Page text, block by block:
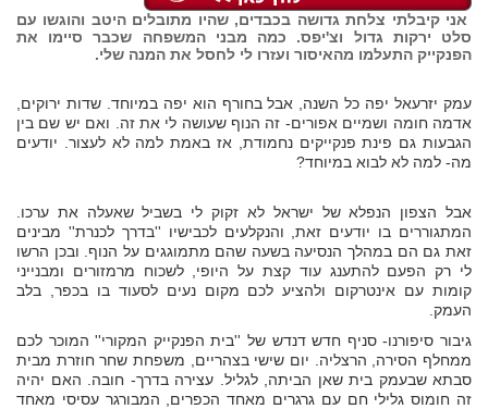
אני קיבלתי צלחת גדושה בכבדים, שהיו מתובלים היטב והוגשו עם
סלט ירקות גדול וצ'יפס. כמה מבני המשפחה שכבר סיימו את
הפנקייק התעלמו מהאיסור ועזרו לי לחסל את המנה שלי.
עמק יזרעאל יפה כל השנה, אבל בחורף הוא יפה במיוחד. שדות ירוקים,
אדמה חומה ושמיים אפורים- זה הנוף שעושה לי את זה. ואם יש שם בין
הגבעות גם פינת פנקייקים נחמודת, אז באמת למה לא לעצור. יודעים
מה- למה לא לבוא במיוחד?
אבל הצפון הנפלא של ישראל לא זקוק לי בשביל שאעלה את ערכו.
המתגוררים בו יודעים זאת, והנקלעים לכבישיו ''בדרך לכנרת'' מבינים
זאת גם הם במהלך הנסיעה בשעה שהם מתמוגגים על הנוף. ובכן הרשו
לי רק הפעם להתענג עוד קצת על היופי, לשכוח מרמזורים ומבנייני
קומות עם אינטרקום ולהציע לכם מקום נעים לסעוד בו בכפר, בלב
העמק.
גיבור סיפורנו- סניף חדש דנדש של ''בית הפנקייק המקורי'' המוכר לכם
ממחלף הסירה, הרצליה. יום שישי בצהריים, משפחת שחר חוזרת מבית
סבתא שבעמק בית שאן הביתה, לגליל. עצירה בדרך- חובה. האם יהיה
זה חומוס גלילי חם עם גרגרים מאחד הכפרים, המבורגר עסיסי מאחד